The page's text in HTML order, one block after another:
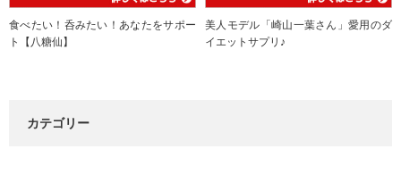
食べたい！呑みたい！あなたをサポー
ト【八糖仙】
美人モデル「崎山一葉さん」愛用のダ
イエットサプリ♪
カテゴリー